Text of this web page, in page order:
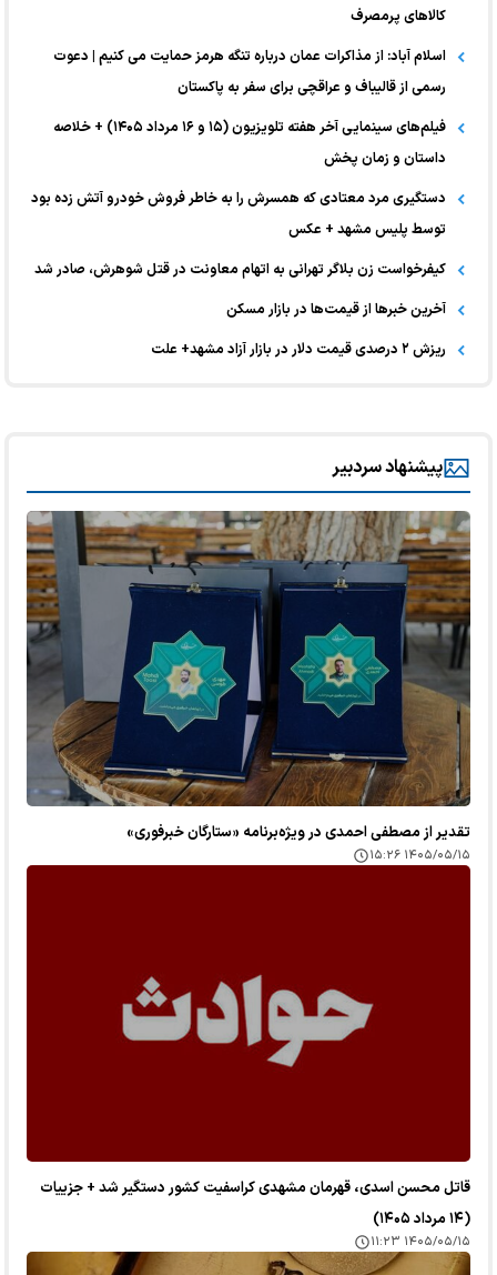
کالا‌های پرمصرف
اسلام آباد: از مذاکرات عمان درباره تنگه هرمز حمایت می کنیم | دعوت
رسمی از قالیباف و عراقچی برای سفر به پاکستان
فیلم‌های سینمایی آخر هفته تلویزیون (۱۵ و ۱۶ مرداد ۱۴۰۵) + خلاصه
داستان و زمان پخش
دستگیری مرد معتادی که همسرش را به خاطر فروش خودرو آتش زده بود
توسط پلیس مشهد + عکس
کیفرخواست زن بلاگر تهرانی به اتهام معاونت در قتل شوهرش، صادر شد
آخرین خبر‌ها از قیمت‌ها در بازار مسکن
ریزش ۲ درصدی قیمت دلار در بازار آزاد مشهد+ علت
پیشنهاد سردبیر
تقدیر از مصطفی احمدی در ویژه‌برنامه «ستارگان خبرفوری»
۱۴۰۵/۰۵/۱۵ ۱۵:۲۶
قاتل محسن اسدی، قهرمان مشهدی کراسفیت کشور دستگیر شد + جزییات
(۱۴ مرداد ۱۴۰۵)
۱۴۰۵/۰۵/۱۵ ۱۱:۲۳